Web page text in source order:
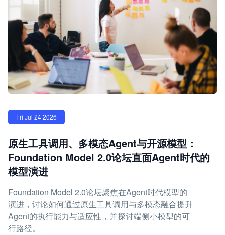
Fri Jul 24 2026
原生工具调用、多模态Agent与开源模型：
Foundation Model 2.0论坛直面Agent时代的
模型演进
Foundation Model 2.0论坛聚焦在Agent时代模型的
演进，讨论如何通过原生工具调用与多模态融合提升
Agent的执行能力与适应性，并探讨端侧小模型的可
行路径。